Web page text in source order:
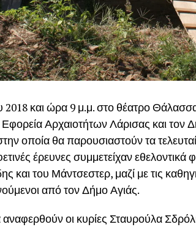
και ώρα 9 μ.μ. στο θέατρο
Αρχαιοτήτων Λάρισας και τον
οποία θα παρουσιαστούν τα
έρευνες συμμετείχαν εθελοντικά
και του Μάντσεστερ, μαζί με τις
από τον Δήμο Αγιάς.
οι κυρίες Σταυρούλα